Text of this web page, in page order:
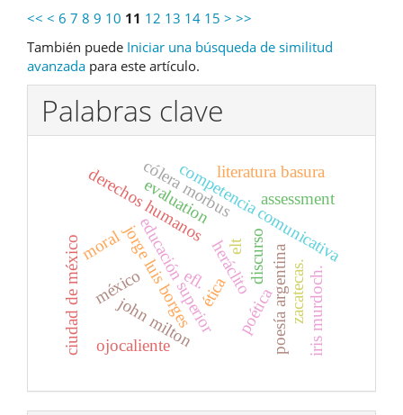
<< < 6 7 8 9 10 11 12 13 14 15 > >>
También puede Iniciar una búsqueda de similitud
avanzada para este artículo.
Palabras clave
discurso
competencia comunicativa
educación superior
jorge luis borges heráclito
john milton poesía argentina
derechos humanos
ética
moral
méxico
assessment
evaluation
elt
efl.
cólera morbus
ojocaliente
zacatecas.
ciudad de méxico poética iris murdoch.
literatura basura